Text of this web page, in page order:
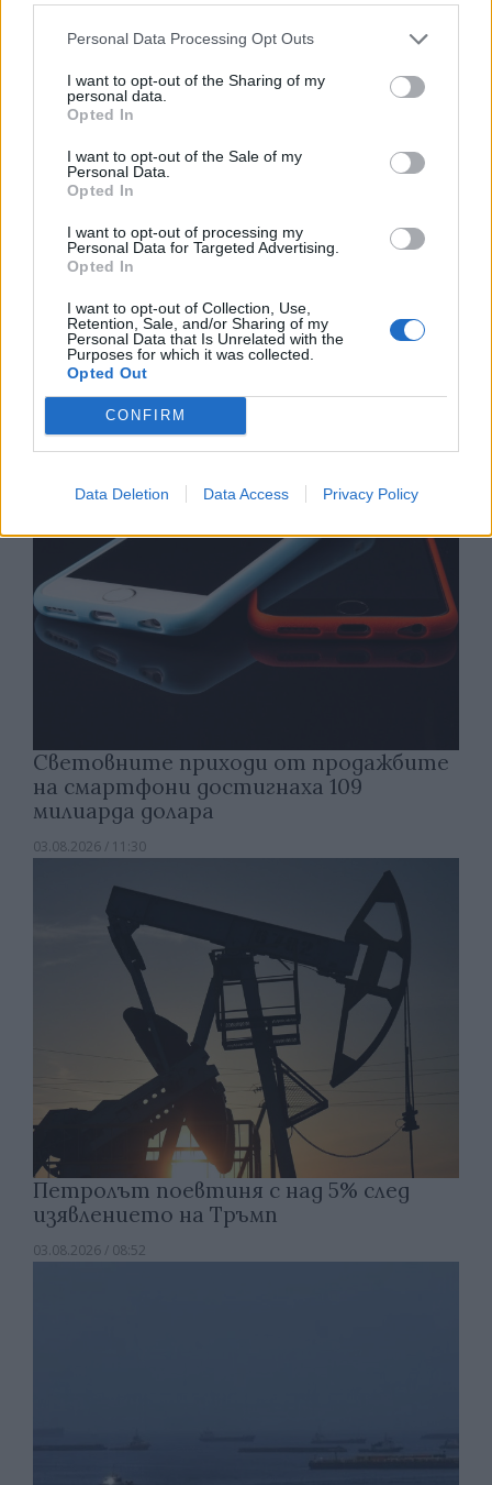
Personal Data Processing Opt Outs
I want to opt-out of the Sharing of my
personal data.
Opted In
I want to opt-out of the Sale of my
Personal Data.
Opted In
I want to opt-out of processing my
Personal Data for Targeted Advertising.
Opted In
I want to opt-out of Collection, Use,
Retention, Sale, and/or Sharing of my
Personal Data that Is Unrelated with the
Purposes for which it was collected.
Opted Out
CONFIRM
Data Deletion Data Access Privacy Policy
Хакери удариха бизнес-база данни в
Лихтенщайн
03.08.2026 / 14:30
Световните приходи от продажбите
на смартфони достигнаха 109
милиарда долара
03.08.2026 / 11:30
Петролът поевтиня с над 5% след
изявлението на Тръмп
03.08.2026 / 08:52